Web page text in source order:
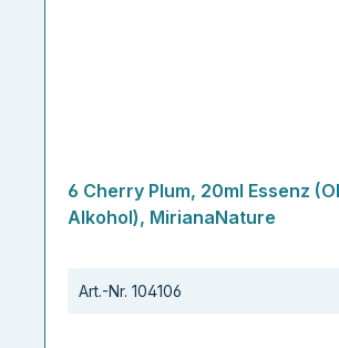
6 Cherry Plum, 20ml Essenz
Alkohol), MirianaNature
Art.-Nr. 104106